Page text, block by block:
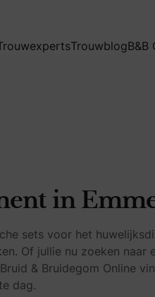
TrouwblogB&B
in
sets voor het
Of jullie nu zoeken naar
& Bruidegom Online
dag.